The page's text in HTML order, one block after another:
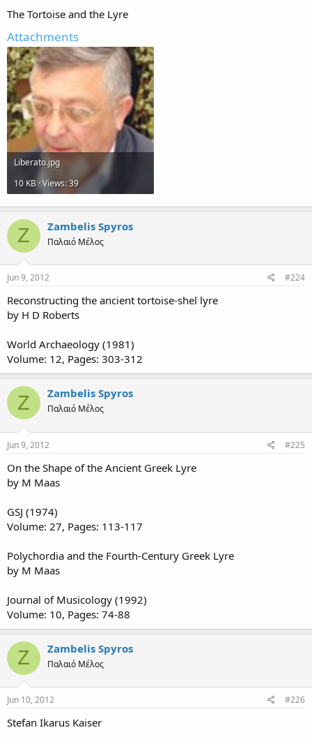
The Tortoise and the Lyre
Attachments
Liberato.jpg
10 KB · Views: 39
Z Zambelis Spyros
Παλαιό Μέλος
Jun 9, 2012 #224
Reconstructing the ancient tortoise-shel lyre
by H D Roberts
World Archaeology (1981)
Volume: 12, Pages: 303-312
Z Zambelis Spyros
Παλαιό Μέλος
Jun 9, 2012 #225
On the Shape of the Ancient Greek Lyre
by M Maas
GSJ (1974)
Volume: 27, Pages: 113-117
Polychordia and the Fourth-Century Greek Lyre
by M Maas
Journal of Musicology (1992)
Volume: 10, Pages: 74-88
Z Zambelis Spyros
Παλαιό Μέλος
Jun 10, 2012 #226
Stefan Ikarus Kaiser